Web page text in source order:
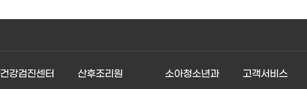
강검진센터 산후조리원 소아청소년과 고객서비스